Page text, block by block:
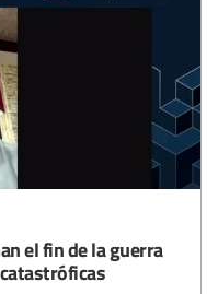
el fin de la guerra